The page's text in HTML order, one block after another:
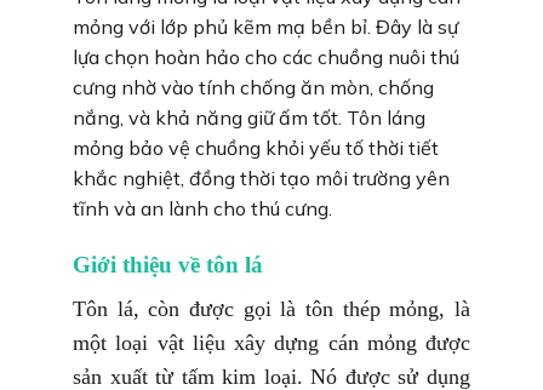
mỏng với lớp phủ kẽm mạ bền bỉ. Đây là sự
lựa chọn hoàn hảo cho các chuồng nuôi thú
cưng nhờ vào tính chống ăn mòn, chống
nắng, và khả năng giữ ấm tốt. Tôn láng
mỏng bảo vệ chuồng khỏi yếu tố thời tiết
khắc nghiệt, đồng thời tạo môi trường yên
tĩnh và an lành cho thú cưng.
Giới thiệu về tôn lá
Tôn lá, còn được gọi là tôn thép mỏng, là
một loại vật liệu xây dựng cán mỏng được
sản xuất từ tấm kim loại. Nó được sử dụng